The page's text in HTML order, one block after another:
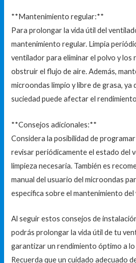
**Mantenimiento regular:**
Para prolongar la vida útil del
mantenimiento regular. Limpia
ventilador para eliminar el polvo y los
obstruir el flujo de aire. Además,
microondas limpio y libre de grasa, ya
suciedad puede afectar el
**Consejos adicionales:**
Considera la posibilidad de
revisar periódicamente el estado del
limpieza necesaria. También es
manual del usuario del microondas
específica sobre el mantenimiento
Al seguir estos consejos de
podrás prolongar la vida útil de tu
garantizar un rendimiento óptimo a
Recuerda que un cuidado adecuado